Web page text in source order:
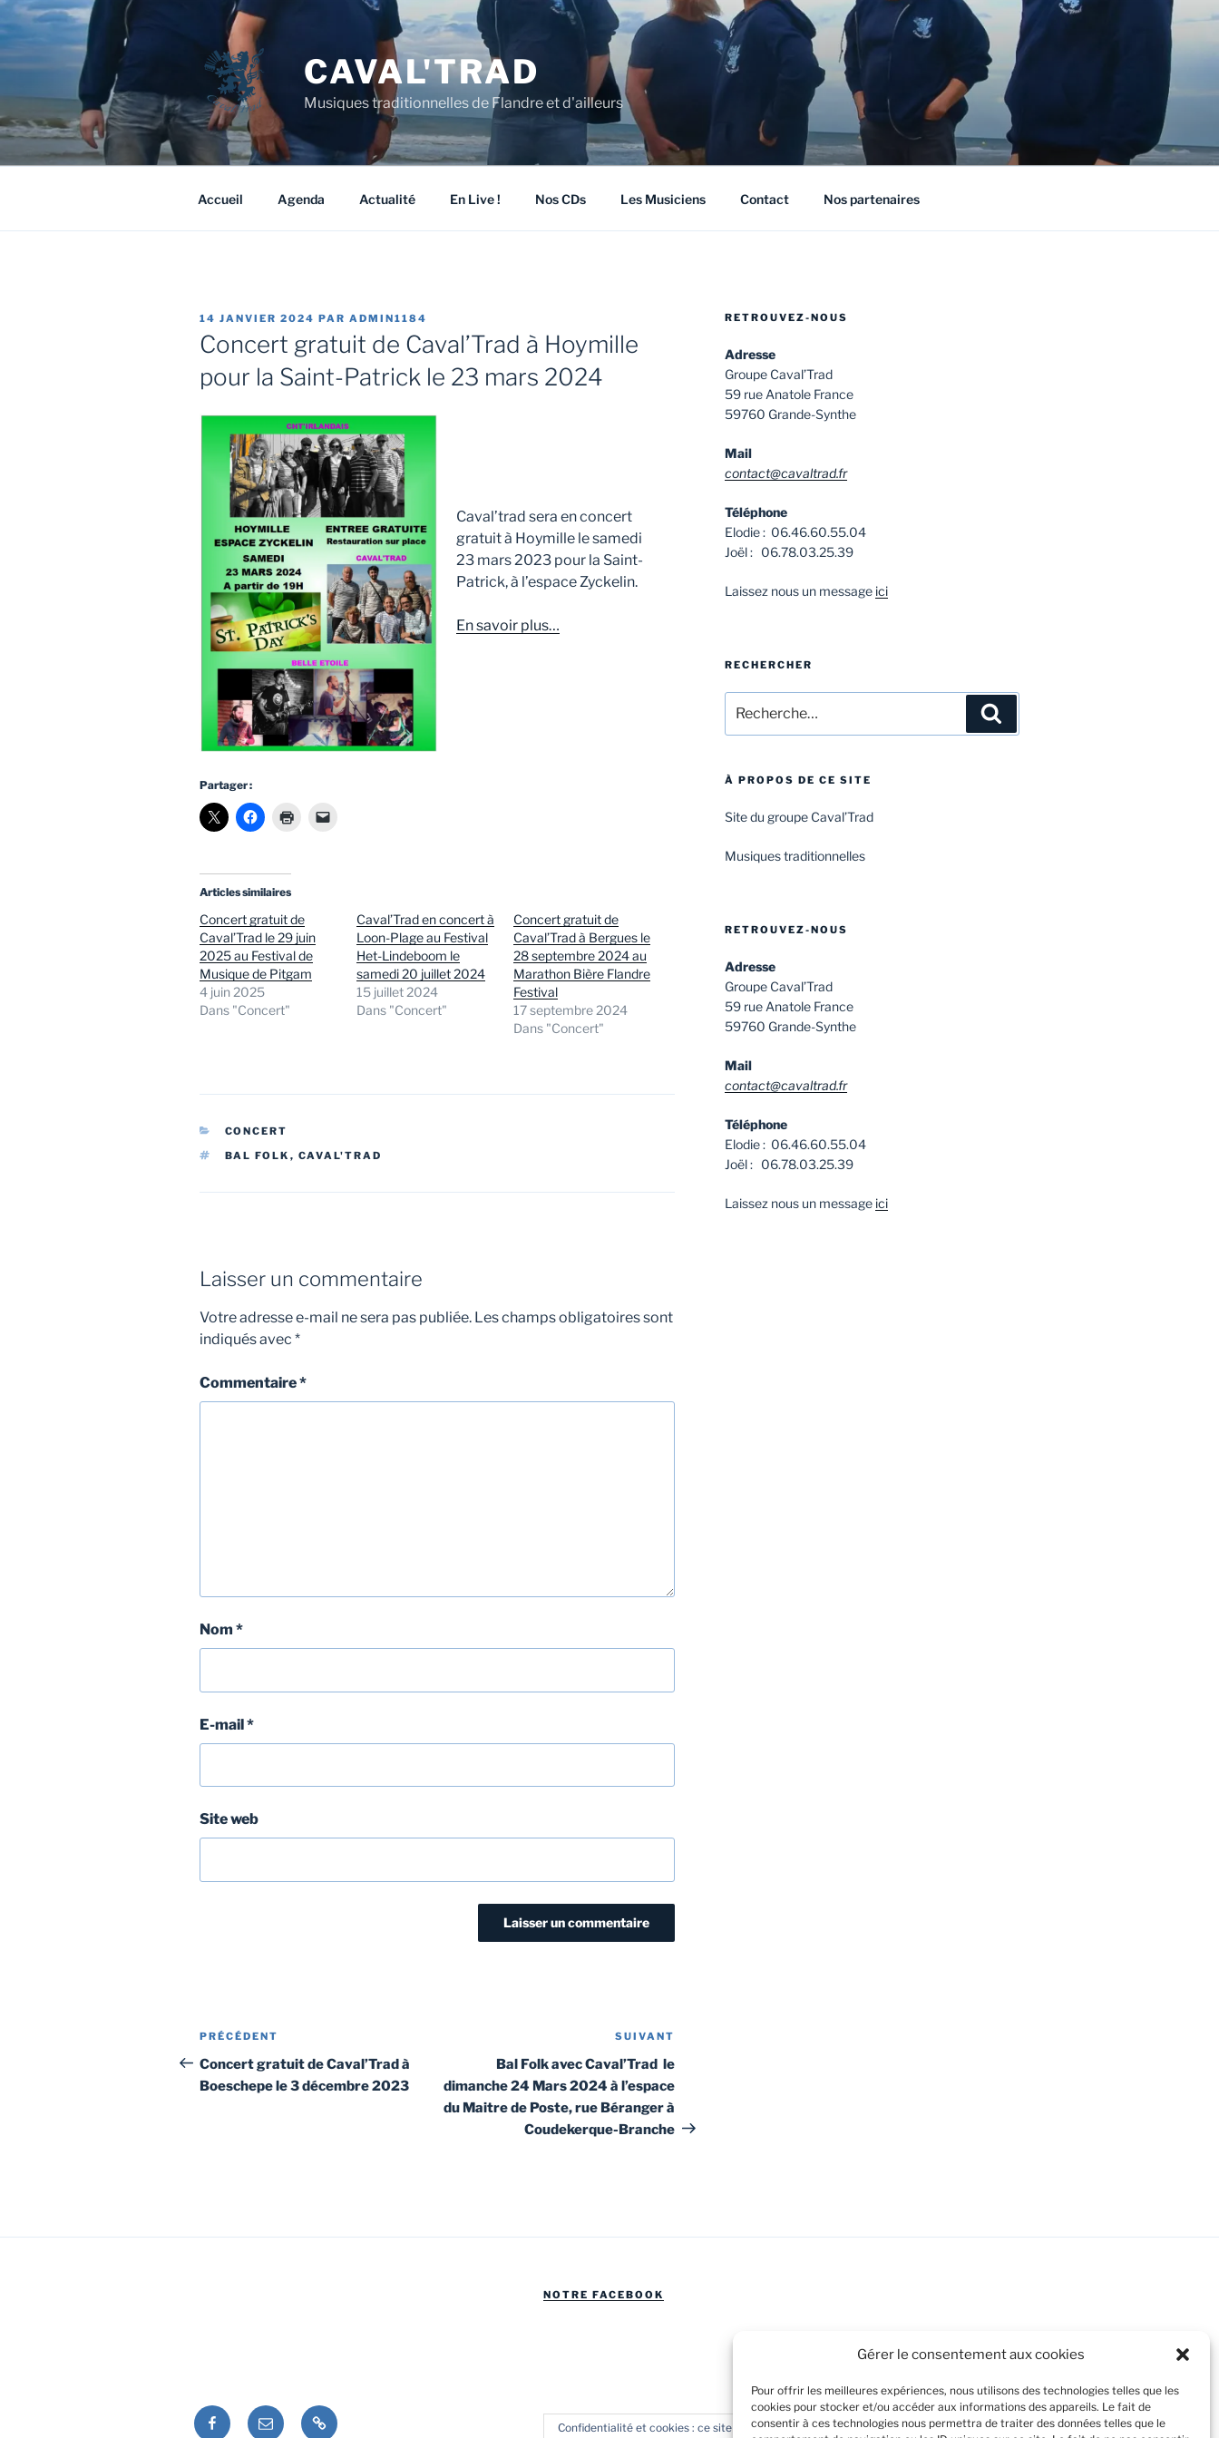
Gérer le consentement aux cookies
Pour offrir les meilleures expériences, nous utilisons des technologies telles que les
cookies pour stocker et/ou accéder aux informations des appareils. Le fait de
consentir à ces technologies nous permettra de traiter des données telles que le
Aller
au
contenu
principal
CAVAL'TRAD
Musiques traditionnelles de Flandre et d'ailleurs
Accueil Agenda Actualité En Live ! Nos CDs Les Musiciens Contact Nos partenaires
PUBLIÉ
LE
14 JANVIER 2024 PAR ADMIN1184
Concert gratuit de Caval’Trad à Hoymille
pour la Saint-Patrick le 23 mars 2024
Caval’trad sera en concert
gratuit à Hoymille le samedi
23 mars 2023 pour la Saint-
Patrick, à l’espace Zyckelin.
En savoir plus…
Partager :
Articles similaires
Concert gratuit de
Caval’Trad le 29 juin
2025 au Festival de
Musique de Pitgam
4 juin 2025
Dans "Concert"
Caval’Trad en concert à
Loon-Plage au Festival
Het-Lindeboom le
samedi 20 juillet 2024
15 juillet 2024
Dans "Concert"
Concert gratuit de
Caval’Trad à Bergues le
28 septembre 2024 au
Marathon Bière Flandre
Festival
17 septembre 2024
Dans "Concert"
CATÉGORIES
CONCERT
ÉTIQUETTES
BAL FOLK , CAVAL'TRAD
Laisser un commentaire
Votre adresse e-mail ne sera pas publiée. Les champs obligatoires sont
indiqués avec *
Commentaire*
Nom *
E-mail*
Site web
Navigation
de
l’article
Article
précédent
PRÉCÉDENT
Concert gratuit de Caval’Trad à
Boeschepe le 3 décembre 2023
suivant
SUIVANT
Bal Folk avec Caval’Trad le
dimanche 24 Mars 2024 à l’espace
du Maitre de Poste, rue Béranger à
Coudekerque-Branche
RETROUVEZ-NOUS
Adresse
Groupe Caval’Trad
59 rue Anatole France
59760 Grande-Synthe
Mail
contact@cavaltrad.fr
Téléphone
Elodie : 06.46.60.55.04
Joël : 06.78.03.25.39
Laissez nous un message ici
RECHERCHER
pour
:
À PROPOS DE CE SITE
Site du groupe Caval’Trad
Musiques traditionnelles
RETROUVEZ-NOUS
Adresse
Groupe Caval’Trad
59 rue Anatole France
59760 Grande-Synthe
Mail
contact@cavaltrad.fr
Téléphone
Elodie : 06.46.60.55.04
Joël : 06.78.03.25.39
Laissez nous un message ici
NOTRE FACEBOOK
Facebook
E-
Politique
Confidentialité et cookies : ce site utilise des cookies. En